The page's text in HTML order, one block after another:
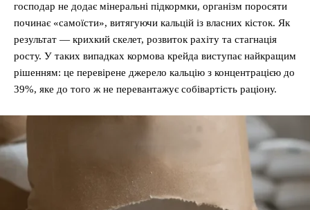
господар не додає мінеральні підкормки, організм поросяти
починає «самоїсти», витягуючи кальцій із власних кісток. Як
результат — крихкий скелет, розвиток рахіту та стагнація
росту. У таких випадках кормова крейда виступає найкращим
рішенням: це перевірене джерело кальцію з концентрацією до
39%, яке до того ж не перевантажує собівартість раціону.